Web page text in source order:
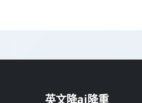
英文降ai降重